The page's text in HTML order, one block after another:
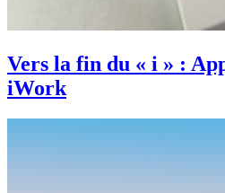
Vers la fin du « i » :
iWork